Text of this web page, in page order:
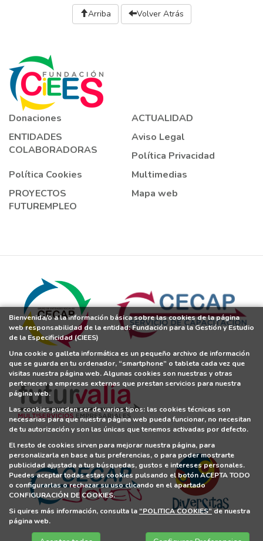
Arriba Volver Atrás
Donaciones
ACTUALIDAD
ENTIDADES
COLABORADORAS
Aviso Legal
Política Privacidad
Política Cookies
Multimedias
PROYECTOS
FUTUREMPLEO
Mapa web
Bienvenida/o a la información básica sobre las cookies de la página
web responsabilidad de la entidad: Fundación para la Gestión y Estudio
de la Especificidad (CIEES)
Una cookie o galleta informática es un pequeño archivo de información
que se guarda en tu ordenador, “smartphone” o tableta cada vez que
visitas nuestra página web. Algunas cookies son nuestras y otras
pertenecen a empresas externas que prestan servicios para nuestra
página web.
Las cookies pueden ser de varios tipos: las cookies técnicas son
necesarias para que nuestra página web pueda funcionar, no necesitan
de tu autorización y son las únicas que tenemos activadas por defecto.
El resto de cookies sirven para mejorar nuestra página, para
personalizarla en base a tus preferencias, o para poder mostrarte
publicidad ajustada a tus búsquedas, gustos e intereses personales.
Puedes aceptar todas estas cookies pulsando el botón ACEPTA TODO
o configurarlas o rechazar su uso clicando en el apartado
CONFIGURACIÓN DE COOKIES.
Si quires más información, consulta la “POLITICA COOKIES”de nuestra
página web.